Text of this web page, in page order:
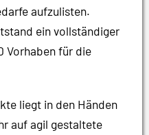
aufzulisten.
ein vollständiger
Vorhaben für die
liegt in den Händen
auf agil gestaltete